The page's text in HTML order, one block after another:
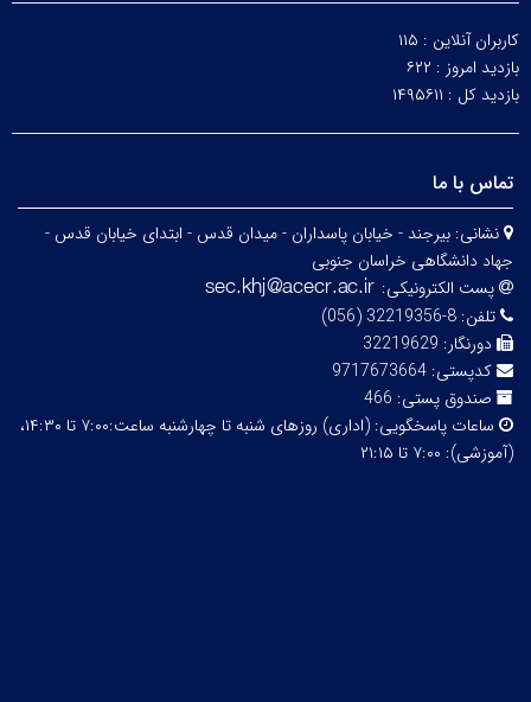
کاربران آنلاین : ۱۱۵
بازدید امروز : ۶۲۲
بازدید کل : ۱۴۹۵۶۱۱
تماس با ما
نشانی: بیرجند - خیابان پاسداران - میدان قدس - ابتدای خیابان قدس -
جهاد دانشگاهی خراسان جنوبی
پست الکترونیکی:
تلفن: 8-32219356 (056)
دورنگار: 32219629
کدپستی: 9717673664
صندوق پستی: 466
ساعات پاسخگویی:
(اداری) روزهای شنبه تا چهارشنبه ساعت:۷:۰۰ تا ۱۴:۳۰،
(آموزشی): ۷:۰۰ تا ۲۱:۱۵